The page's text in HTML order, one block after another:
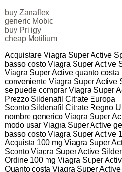
buy Zanaflex
generic Mobic
buy Priligy
cheap Motilium
Acquistare Viagra Super Active
basso costo Viagra Super Active
Viagra Super Active quanto costa
conveniente Viagra Super Active
se puede comprar Viagra Super
Prezzo Sildenafil Citrate Europa
Sconto Sildenafil Citrate Regno
nombre generico Viagra Super
modo usar Viagra Super Active
basso costo Viagra Super Active
Acquista 100 mg Viagra Super
Sconto Viagra Super Active
Ordine 100 mg Viagra Super
Quanto costa Viagra Super